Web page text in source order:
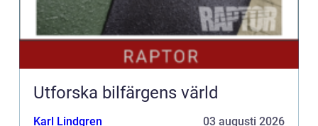
Utforska bilfärgens värld
Karl Lindgren 03 augusti 2026